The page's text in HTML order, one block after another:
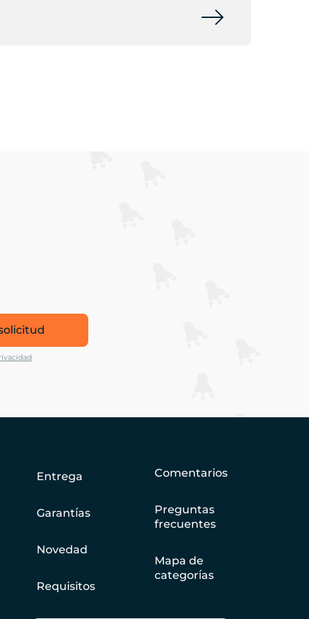
Entrega
Garantías
Novedad
Requisitos
Comentarios
Preguntas
frecuentes
Mapa de
categorías